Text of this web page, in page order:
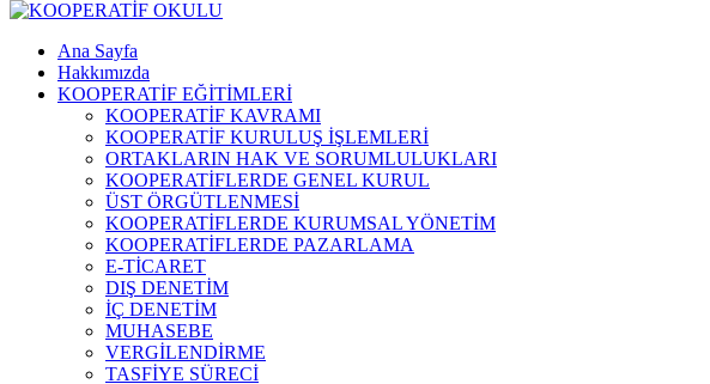
Ana Sayfa
Hakkımızda
KOOPERATİF EĞİTİMLERİ
KOOPERATİF KAVRAMI
KOOPERATİF KURULUŞ İŞLEMLERİ
ORTAKLARIN HAK VE SORUMLULUKLARI
KOOPERATİFLERDE GENEL KURUL
ÜST ÖRGÜTLENMESİ
KOOPERATİFLERDE KURUMSAL YÖNETİM
KOOPERATİFLERDE PAZARLAMA
E-TİCARET
DIŞ DENETİM
İÇ DENETİM
MUHASEBE
VERGİLENDİRME
TASFİYE SÜRECİ